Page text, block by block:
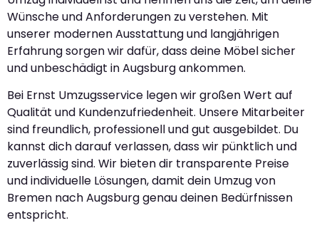
Wünsche und Anforderungen zu verstehen. Mit
unserer modernen Ausstattung und langjährigen
Erfahrung sorgen wir dafür, dass deine Möbel sicher
und unbeschädigt in Augsburg ankommen.
Bei Ernst Umzugsservice legen wir großen Wert auf
Qualität und Kundenzufriedenheit. Unsere Mitarbeiter
sind freundlich, professionell und gut ausgebildet. Du
kannst dich darauf verlassen, dass wir pünktlich und
zuverlässig sind. Wir bieten dir transparente Preise
und individuelle Lösungen, damit dein Umzug von
Bremen nach Augsburg genau deinen Bedürfnissen
entspricht.